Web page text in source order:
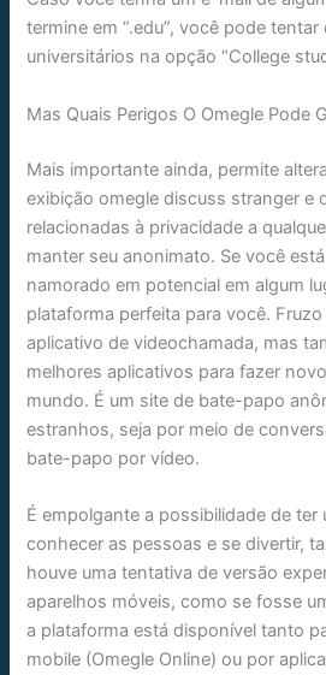
termine em “.edu”, você pode
universitários na opção “College
Mas Quais Perigos O Omegle Pode
Mais importante ainda, permite
exibição omegle discuss stranger e
relacionadas à privacidade a
manter seu anonimato. Se você
namorado em potencial em algum
plataforma perfeita para você.
aplicativo de videochamada, mas
melhores aplicativos para fazer
mundo. É um site de bate-papo
estranhos, seja por meio de
bate-papo por vídeo.
É empolgante a possibilidade de ter
conhecer as pessoas e se divertir,
houve uma tentativa de versão
aparelhos móveis, como se fosse
a plataforma está disponível tanto
mobile (Omegle Online) ou por